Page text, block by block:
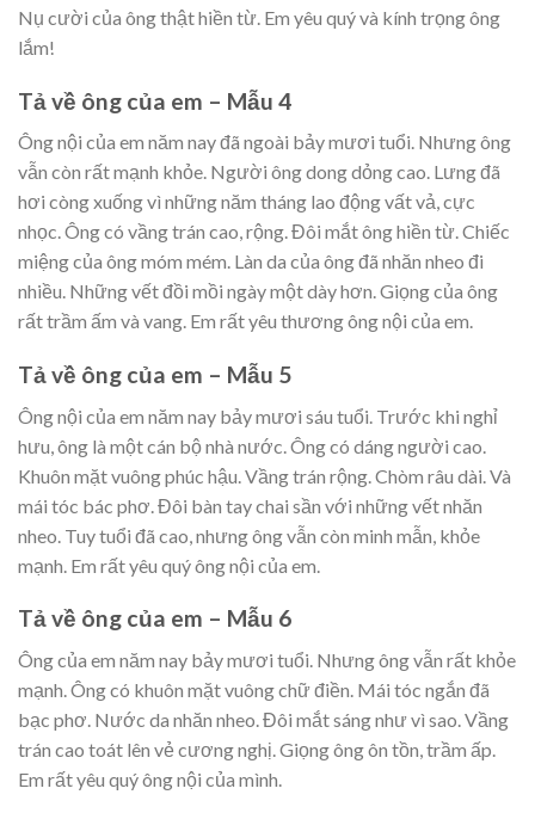
Nụ cười của ông thật hiền từ. Em yêu quý và kính trọng ông
lắm!
Tả về ông của em – Mẫu 4
Ông nội của em năm nay đã ngoài bảy mươi tuổi. Nhưng ông
vẫn còn rất mạnh khỏe. Người ông dong dỏng cao. Lưng đã
hơi còng xuống vì những năm tháng lao động vất vả, cực
nhọc. Ông có vầng trán cao, rộng. Đôi mắt ông hiền từ. Chiếc
miệng của ông móm mém. Làn da của ông đã nhăn nheo đi
nhiều. Những vết đồi mồi ngày một dày hơn. Giọng của ông
rất trầm ấm và vang. Em rất yêu thương ông nội của em.
Tả về ông của em – Mẫu 5
Ông nội của em năm nay bảy mươi sáu tuổi. Trước khi nghỉ
hưu, ông là một cán bộ nhà nước. Ông có dáng người cao.
Khuôn mặt vuông phúc hậu. Vầng trán rộng. Chòm râu dài. Và
mái tóc bác phơ. Đôi bàn tay chai sần với những vết nhăn
nheo. Tuy tuổi đã cao, nhưng ông vẫn còn minh mẫn, khỏe
mạnh. Em rất yêu quý ông nội của em.
Tả về ông của em – Mẫu 6
Ông của em năm nay bảy mươi tuổi. Nhưng ông vẫn rất khỏe
mạnh. Ông có khuôn mặt vuông chữ điền. Mái tóc ngắn đã
bạc phơ. Nước da nhăn nheo. Đôi mắt sáng như vì sao. Vầng
trán cao toát lên vẻ cương nghị. Giọng ông ôn tồn, trầm ấp.
Em rất yêu quý ông nội của mình.